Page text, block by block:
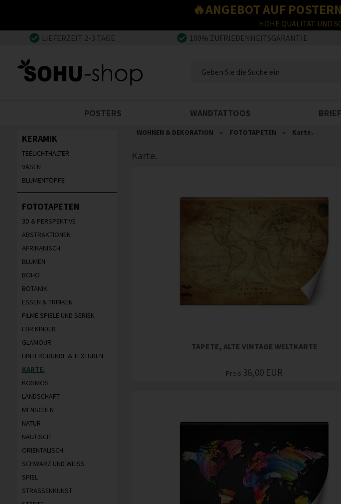
🔥ANGEBOT AUF
HOHE QUALITÄT UND
LIEFERZEIT 2-3 TAGE
100% ZUFRIEDENHEITSGARANTIE
POSTERS WANDTATTOOS
KERAMIK
TEELICHTHALTER
VASEN
BLUMENTÖPFE
FOTOTAPETEN
3D & PERSPEKTIVE
ABSTRAKTIONEN
AFRIKANISCH
BLUMEN
BOHO
BOTANIK
ESSEN & TRINKEN
FILME SPIELE UND SERIEN
FÜR KINDER
GLAMOUR
HINTERGRÜNDE & TEXTUREN
KARTE.
KOSMOS
LANDSCHAFT
MENSCHEN
NATUR
NAUTISCH
ORIENTALISCH
SCHWARZ UND WEISS
SPIEL
STRASSENKUNST
WOHNEN & DEKORATION » FOTOTAPETEN » Karte.
Karte.
TAPETE, ALTE VINTAGE WELTKARTE
Preis 36,00 EUR